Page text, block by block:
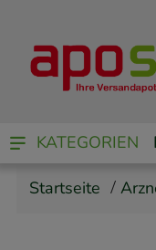
KATEGORIEN
Startseite